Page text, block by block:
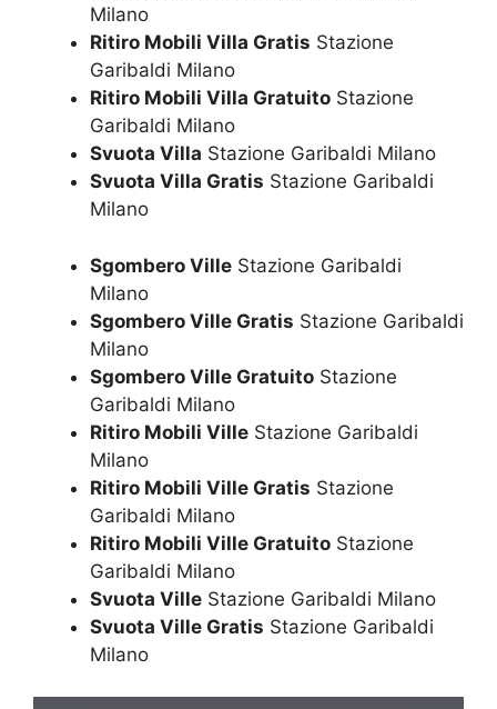
Milano
Ritiro Mobili Villa Gratis Stazione
Garibaldi Milano
Ritiro Mobili Villa Gratuito Stazione
Garibaldi Milano
Svuota Villa Stazione Garibaldi Milano
Svuota Villa Gratis Stazione Garibaldi
Milano
Sgombero Ville Stazione Garibaldi
Milano
Sgombero Ville Gratis Stazione Garibaldi
Milano
Sgombero Ville Gratuito Stazione
Garibaldi Milano
Ritiro Mobili Ville Stazione Garibaldi
Milano
Ritiro Mobili Ville Gratis Stazione
Garibaldi Milano
Ritiro Mobili Ville Gratuito Stazione
Garibaldi Milano
Svuota Ville Stazione Garibaldi Milano
Svuota Ville Gratis Stazione Garibaldi
Milano